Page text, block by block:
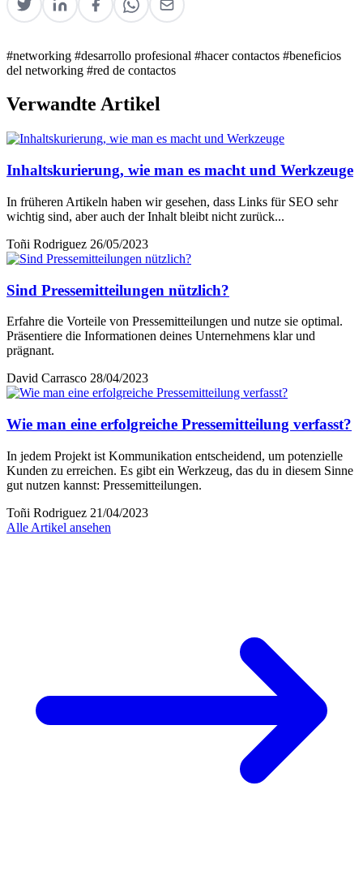
#networking #desarrollo profesional #hacer contactos #beneficios
del networking #red de contactos
Verwandte Artikel
Inhaltskurierung, wie man es macht und Werkzeuge
In früheren Artikeln haben wir gesehen, dass Links für SEO sehr
wichtig sind, aber auch der Inhalt bleibt nicht zurück...
Toñi Rodriguez 26/05/2023
Sind Pressemitteilungen nützlich?
Erfahre die Vorteile von Pressemitteilungen und nutze sie optimal.
Präsentiere die Informationen deines Unternehmens klar und
prägnant.
David Carrasco 28/04/2023
Wie man eine erfolgreiche Pressemitteilung verfasst?
In jedem Projekt ist Kommunikation entscheidend, um potenzielle
Kunden zu erreichen. Es gibt ein Werkzeug, das du in diesem Sinne
gut nutzen kannst: Pressemitteilungen.
Toñi Rodriguez 21/04/2023
Alle Artikel ansehen